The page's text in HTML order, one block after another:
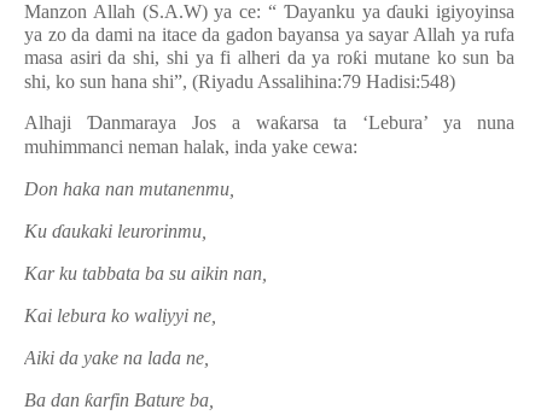
Manzon Allah (S.A.W) ya ce: “ Ɗayanku yaɗauki igiyoyinsa
ya zo da dami na itace da gadon bayansa ya sayar Allah ya rufa
masa asiri da shi, shi ya fi alheri da ya roƙi mutane ko sun ba
shi, ko sun hana shi”, (Riyadu Assalihina:79 Hadisi:548)
Alhaji Ɗanmaraya Jos a waƙarsa ta ‘Lebura’ ya nuna
muhimmanci neman halak, inda yake cewa:
Don haka nan mutanenmu,
Ku ɗaukaki leurorinmu,
Kar ku tabbata ba su aikin nan,
Kai lebura ko waliyyi ne,
Aiki da yake na lada ne,
Ba dan ƙarfin Bature ba,